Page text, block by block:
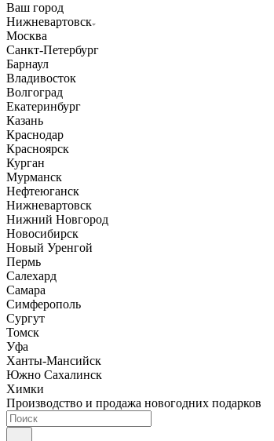
Ваш город
Нижневартовск
Москва
Санкт-Петербург
Барнаул
Владивосток
Волгоград
Екатеринбург
Казань
Краснодар
Красноярск
Курган
Мурманск
Нефтеюганск
Нижневартовск
Нижний Новгород
Новосибирск
Новый Уренгой
Пермь
Салехард
Самара
Симферополь
Сургут
Томск
Уфа
Ханты-Мансийск
Южно Сахалинск
Химки
Производство и продажа новогодних подарков